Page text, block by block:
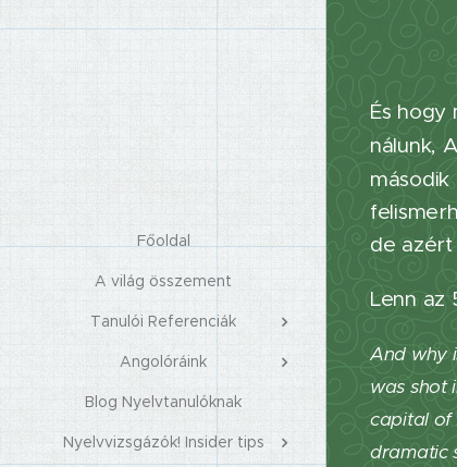
Főoldal
A világ összement
Tanulói Referenciák
Angolóráink
Blog Nyelvtanulóknak
Nyelvvizsgázók! Insider tips
És hogy
nálunk,
de azért
Lenn az
And why
was shot
capital of
dramatic